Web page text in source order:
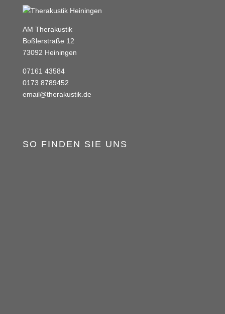
AM Therakustik
Boßlerstraße 12
73092 Heiningen
07161 43584
0173 8789452
email@therakustik.de
SO FINDEN SIE UNS